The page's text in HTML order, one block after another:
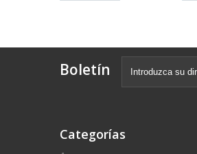
Boletín
Categorías